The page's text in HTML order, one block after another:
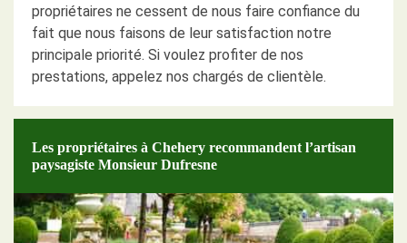
propriétaires ne cessent de nous faire confiance du
fait que nous faisons de leur satisfaction notre
principale priorité. Si voulez profiter de nos
prestations, appelez nos chargés de clientèle.
Les propriétaires à Chehery recommandent l’artisan
paysagiste Monsieur Dufresne